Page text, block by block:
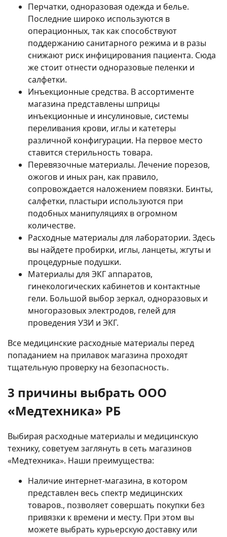
Перчатки, одноразовая одежда и белье.
Последние широко используются в
операционных, так как способствуют
поддержанию санитарного режима и в разы
снижают риск инфицирования пациента. Сюда
же стоит отнести одноразовые пеленки и
салфетки.
Инъекционные средства. В ассортименте
магазина представлены шприцы
инъекционные и инсулиновые, системы
переливания крови, иглы и катетеры
различной конфигурации. На первое место
ставится стерильность товара.
Перевязочные материалы. Лечение порезов,
ожогов и иных ран, как правило,
сопровождается наложением повязки. Бинты,
салфетки, пластыри используются при
подобных манипуляциях в огромном
количестве.
Расходные материалы для лаборатории. Здесь
вы найдете пробирки, иглы, ланцеты, жгуты и
процедурные подушки.
Материалы для ЭКГ аппаратов,
гинекологических кабинетов и контактные
гели. Большой выбор зеркал, одноразовых и
многоразовых электродов, гелей для
проведения УЗИ и ЭКГ.
Все медицинские расходные материалы перед
попаданием на прилавок магазина проходят
тщательную проверку на безопасность.
3 причины выбрать ООО
«Медтехника» РБ
Выбирая расходные материалы и медицинскую
технику, советуем заглянуть в сеть магазинов
«Медтехника». Наши преимущества:
Наличие интернет-магазина, в котором
представлен весь спектр медицинских
товаров., позволяет совершать покупки без
привязки к времени и месту. При этом вы
можете выбрать курьерскую доставку или